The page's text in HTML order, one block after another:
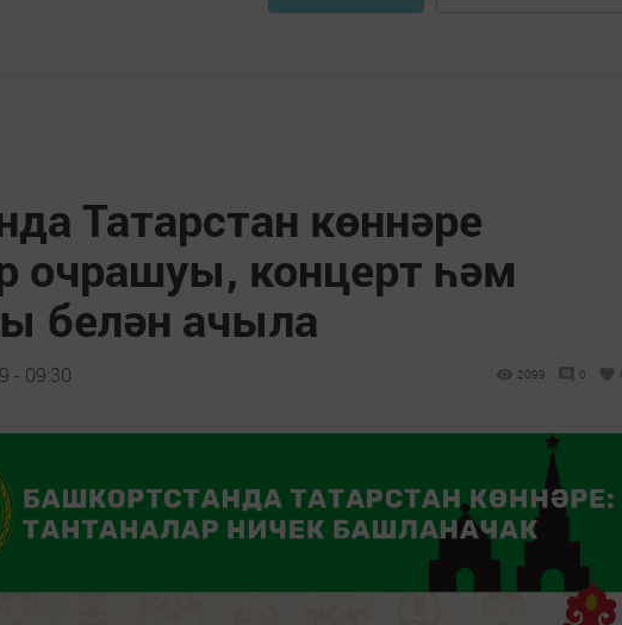
Татарстан көннәре
очрашуы, концерт һәм
белән ачыла
- 09:30 2099 0